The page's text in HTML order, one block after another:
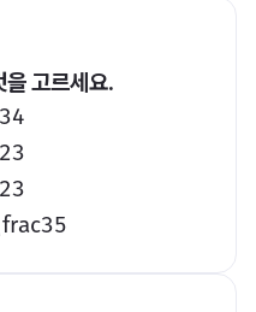
을 고르세요.